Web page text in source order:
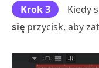
Krok 3 Kiedy
się przycisk, aby